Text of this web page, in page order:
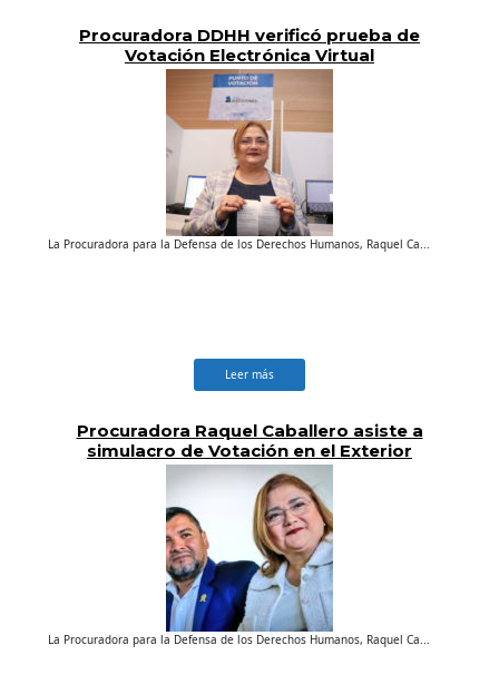
Procuradora DDHH verificó prueba de
Votación Electrónica Virtual
La Procuradora para la Defensa de los Derechos Humanos, Raquel Ca...
Leer más
Procuradora Raquel Caballero asiste a
simulacro de Votación en el Exterior
realizado por el TSE
La Procuradora para la Defensa de los Derechos Humanos, Raquel Ca...